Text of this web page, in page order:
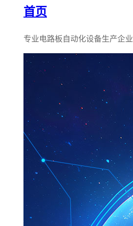
首页
专业电路板自动化设备生产企业